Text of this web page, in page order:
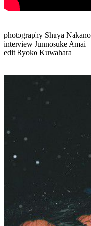
photography Shuya Nakano
interview Junnosuke Amai
edit Ryoko Kuwahara